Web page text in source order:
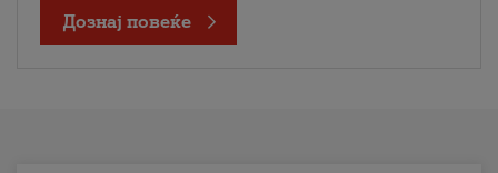
Дознај повеќе